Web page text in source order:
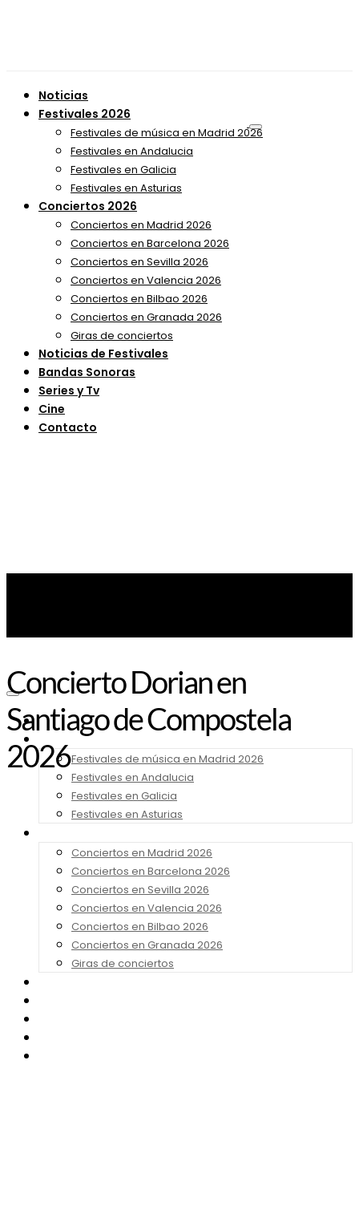
Noticias
Festivales 2026
Festivales de música en Madrid 2026
Festivales en Andalucia
Festivales en Galicia
Festivales en Asturias
Conciertos 2026
Conciertos en Madrid 2026
Conciertos en Barcelona 2026
Conciertos en Sevilla 2026
Conciertos en Valencia 2026
Conciertos en Bilbao 2026
Conciertos en Granada 2026
Giras de conciertos
Noticias de Festivales
Bandas Sonoras
Series y Tv
Cine
Contacto
Noticias
Festivales 2026
Festivales de música en Madrid 2026
Festivales en Andalucia
Festivales en Galicia
Festivales en Asturias
Conciertos en Madrid 2026
Conciertos en Barcelona 2026
Conciertos en Sevilla 2026
Conciertos en Valencia 2026
Conciertos en Bilbao 2026
Conciertos en Granada 2026
Giras de conciertos
Concierto Dorian en
Santiago de Compostela
2026